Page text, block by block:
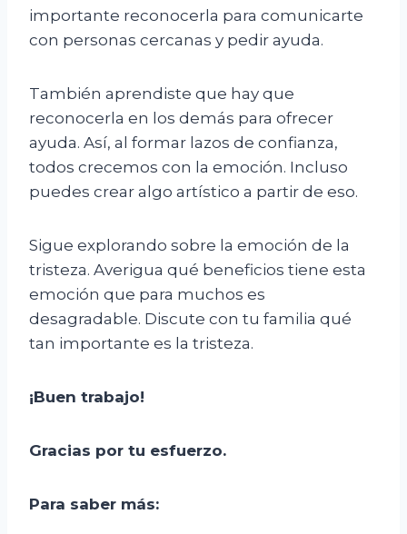
importante reconocerla para comunicarte
con personas cercanas y pedir ayuda.
También aprendiste que hay que
reconocerla en los demás para ofrecer
ayuda. Así, al formar lazos de confianza,
todos crecemos con la emoción. Incluso
puedes crear algo artístico a partir de eso.
Sigue explorando sobre la emoción de la
tristeza. Averigua qué beneficios tiene esta
emoción que para muchos es
desagradable. Discute con tu familia qué
tan importante es la tristeza.
¡Buen trabajo!
Gracias por tu esfuerzo.
Para saber más: